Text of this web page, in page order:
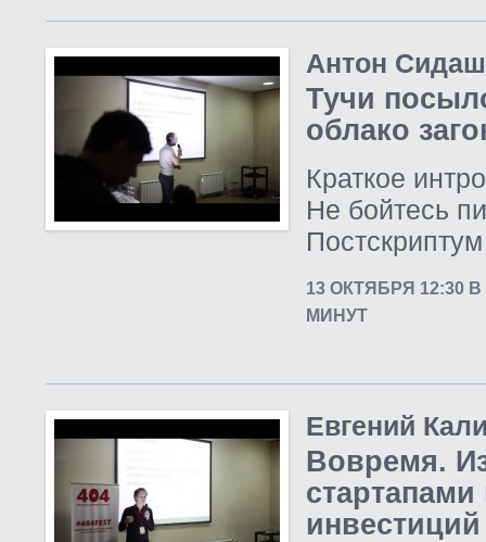
Антон
Тучи
облако
Краткое
Не бойтесь
13 ОКТЯБРЯ 12:30
МИНУТ
Евгений
Вовремя.
инвестиций